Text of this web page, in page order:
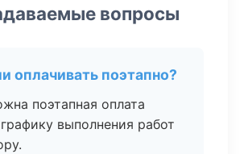
вопросы
оплачивать поэтапно?
поэтапная оплата
выполнения работ